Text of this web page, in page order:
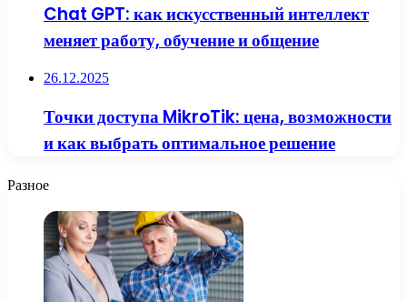
Chat GPT: как искусственный интеллект
меняет работу, обучение и общение
26.12.2025
Точки доступа MikroTik: цена, возможности
и как выбрать оптимальное решение
Разное